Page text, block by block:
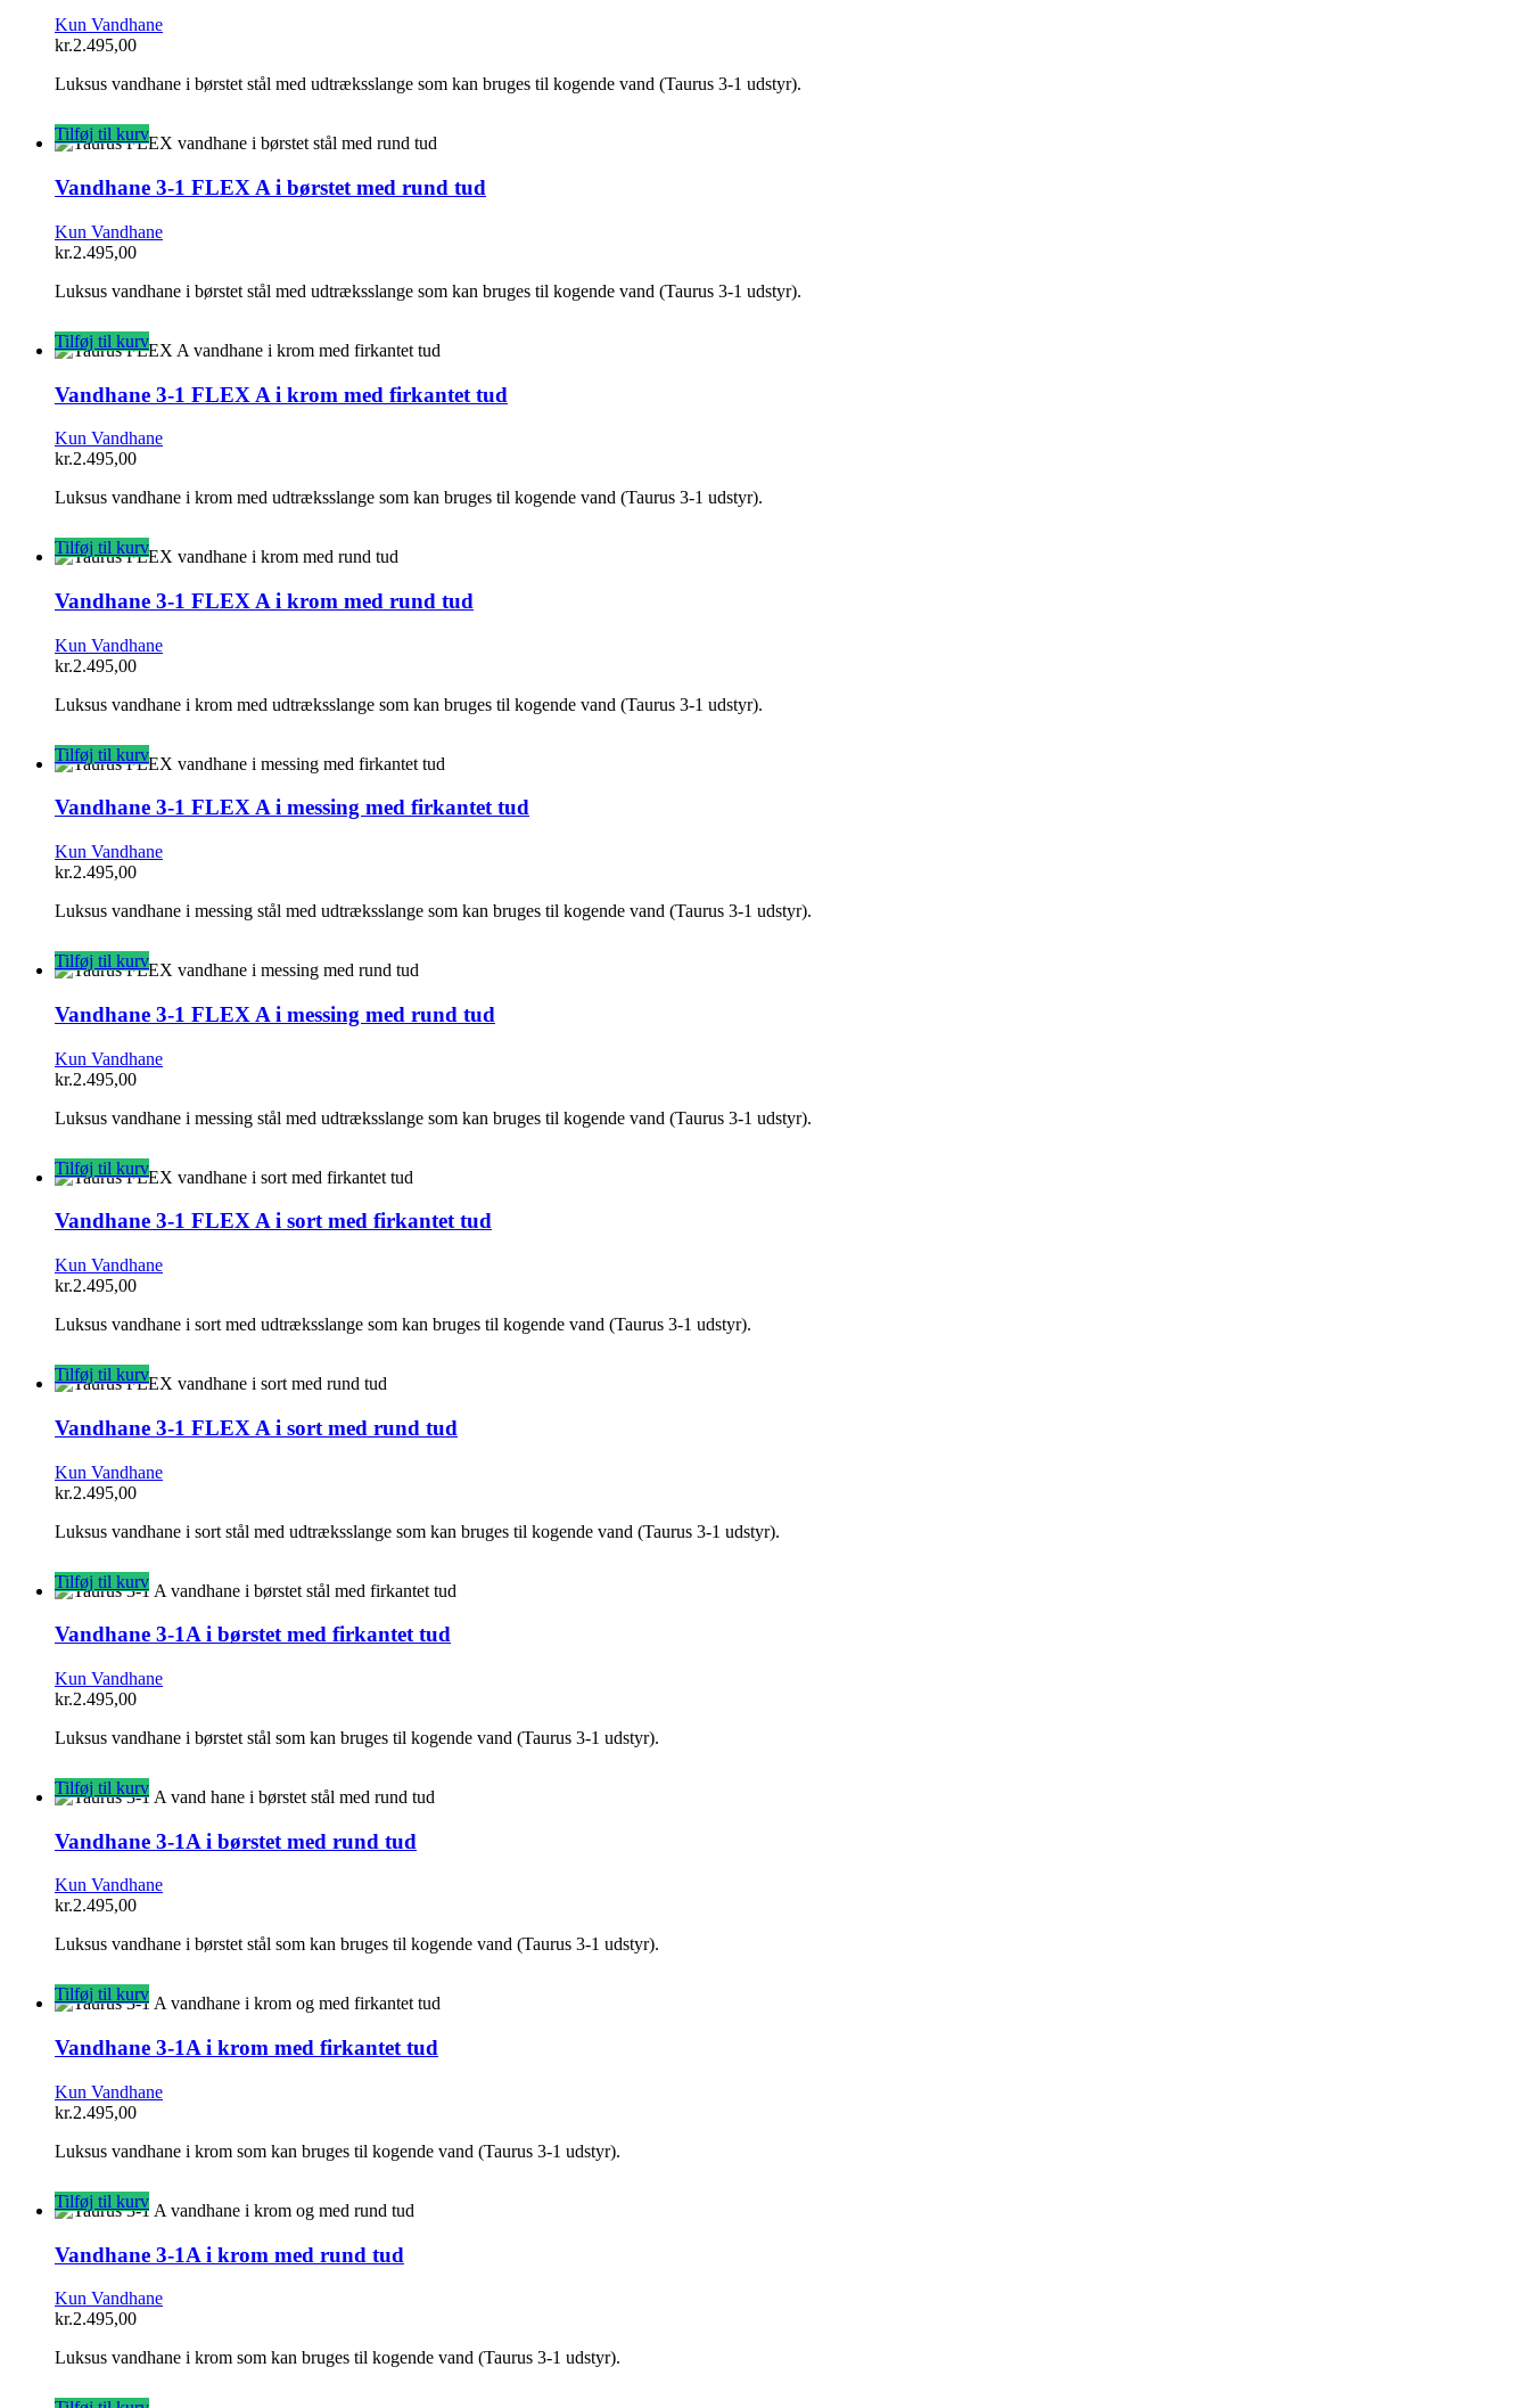
Kun Vandhane
kr.2.495,00
Luksus vandhane i børstet stål med udtræksslange som kan bruges til kogende vand (Taurus 3-1 udstyr).
Tilføj til kurv
Vandhane 3-1 FLEX A i børstet med rund tud
Kun Vandhane
kr.2.495,00
Luksus vandhane i børstet stål med udtræksslange som kan bruges til kogende vand (Taurus 3-1 udstyr).
Tilføj til kurv
Vandhane 3-1 FLEX A i krom med firkantet tud
Kun Vandhane
kr.2.495,00
Luksus vandhane i krom med udtræksslange som kan bruges til kogende vand (Taurus 3-1 udstyr).
Tilføj til kurv
Vandhane 3-1 FLEX A i krom med rund tud
Kun Vandhane
kr.2.495,00
Luksus vandhane i krom med udtræksslange som kan bruges til kogende vand (Taurus 3-1 udstyr).
Tilføj til kurv
Vandhane 3-1 FLEX A i messing med firkantet tud
Kun Vandhane
kr.2.495,00
Luksus vandhane i messing stål med udtræksslange som kan bruges til kogende vand (Taurus 3-1 udstyr).
Tilføj til kurv
Vandhane 3-1 FLEX A i messing med rund tud
Kun Vandhane
kr.2.495,00
Luksus vandhane i messing stål med udtræksslange som kan bruges til kogende vand (Taurus 3-1 udstyr).
Tilføj til kurv
Vandhane 3-1 FLEX A i sort med firkantet tud
Kun Vandhane
kr.2.495,00
Luksus vandhane i sort med udtræksslange som kan bruges til kogende vand (Taurus 3-1 udstyr).
Tilføj til kurv
Vandhane 3-1 FLEX A i sort med rund tud
Kun Vandhane
kr.2.495,00
Luksus vandhane i sort stål med udtræksslange som kan bruges til kogende vand (Taurus 3-1 udstyr).
Tilføj til kurv
Vandhane 3-1A i børstet med firkantet tud
Kun Vandhane
kr.2.495,00
Luksus vandhane i børstet stål som kan bruges til kogende vand (Taurus 3-1 udstyr).
Tilføj til kurv
Vandhane 3-1A i børstet med rund tud
Kun Vandhane
kr.2.495,00
Luksus vandhane i børstet stål som kan bruges til kogende vand (Taurus 3-1 udstyr).
Tilføj til kurv
Vandhane 3-1A i krom med firkantet tud
Kun Vandhane
kr.2.495,00
Luksus vandhane i krom som kan bruges til kogende vand (Taurus 3-1 udstyr).
Tilføj til kurv
Vandhane 3-1A i krom med rund tud
Kun Vandhane
kr.2.495,00
Luksus vandhane i krom som kan bruges til kogende vand (Taurus 3-1 udstyr).